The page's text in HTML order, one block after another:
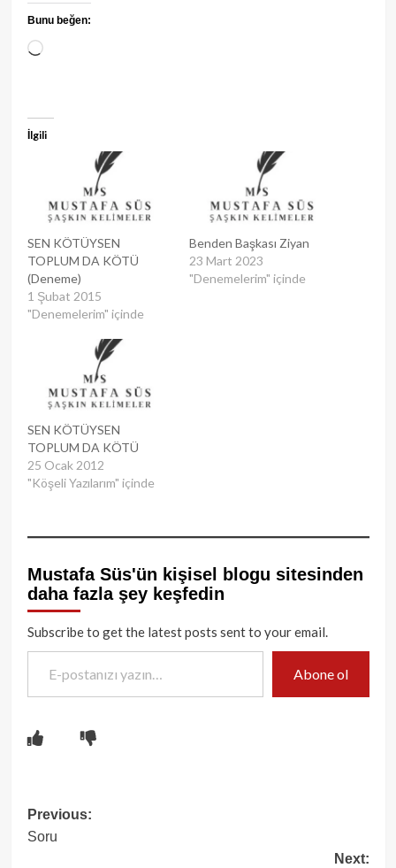
Bunu beğen:
Yükleniyor...
İlgili
SEN KÖTÜYSEN
TOPLUM DA KÖTÜ
(Deneme)
1 Şubat 2015
"Denemelerim" içinde
Benden Başkası Ziyan
23 Mart 2023
"Denemelerim" içinde
SEN KÖTÜYSEN
TOPLUM DA KÖTÜ
25 Ocak 2012
"Köşeli Yazılarım" içinde
Mustafa Süs'ün kişisel blogu sitesinden
daha fazla şey keşfedin
Subscribe to get the latest posts sent to your email.
E-postanızı yazın…
Abone ol
Post
navigation
Previous:
Soru
Next: